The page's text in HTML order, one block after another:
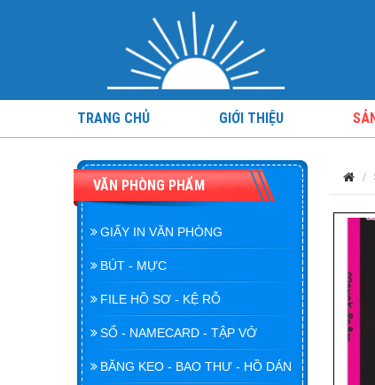
TRANG CHỦ GIỚI THIỆU
VĂN PHÒNG PHẨM
GIẤY IN VĂN PHÒNG
BÚT - MỰC
FILE HỒ SƠ - KỆ RỖ
SỔ - NAMECARD - TẬP VỞ
BĂNG KEO - BAO THƯ - HỒ DÁN